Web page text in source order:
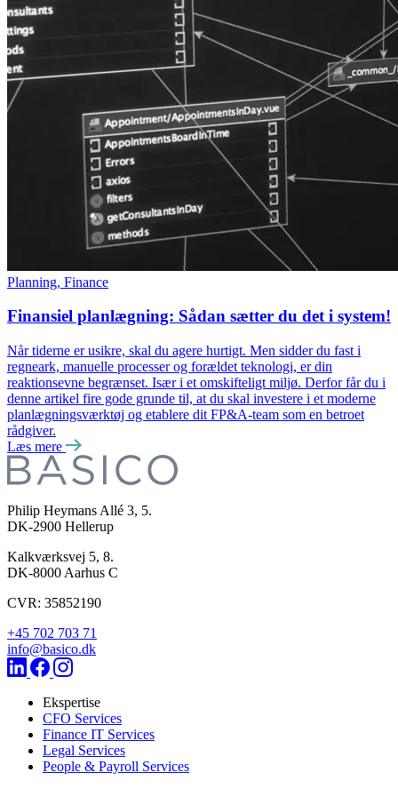
Planning, Finance
Finansiel planlægning: Sådan sætter du det i system!
Når tiderne er usikre, skal du agere hurtigt. Men sidder du fast i
regneark, manuelle processer og forældet teknologi, er din
reaktionsevne begrænset. Især i et omskifteligt miljø. Derfor får du i
denne artikel fire gode grunde til, at du skal investere i et moderne
planlægningsværktøj og etablere dit FP&A-team som en betroet
rådgiver.
Læs mere
Philip Heymans Allé 3, 5.
DK-2900 Hellerup
Kalkværksvej 5, 8.
DK-8000 Aarhus C
CVR: 35852190
+45 702 703 71
info@basico.dk
Ekspertise
CFO Services
Finance IT Services
Legal Services
People & Payroll Services